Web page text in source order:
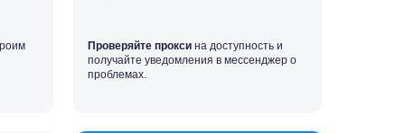
Проверяйте прокси на доступность и
получайте уведомления в мессенджер о
проблемах.